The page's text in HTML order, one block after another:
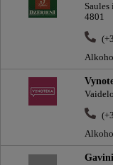
4801